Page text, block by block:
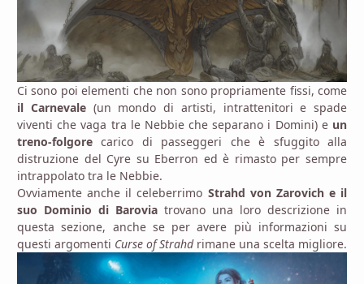
Ci sono poi elementi che non sono propriamente fissi, come
il Carnevale(un mondo di artisti, intrattenitori e spade
viventi che vaga tra le Nebbie che separano i Domini) e un
treno-folgore carico di passeggeri che è sfuggito alla
distruzione del Cyre su Eberron ed è rimasto per sempre
intrappolato tra le Nebbie.
Ovviamente anche il celeberrimo Strahd von Zarovich e il
suo Dominio di Barovia trovano una loro descrizione in
questa sezione, anche se per avere più informazioni su
questi argomenti Curse of Strahdrimane una scelta migliore.